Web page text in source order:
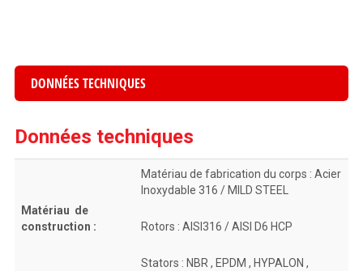
DONNÉES TECHNIQUES
Données techniques
Matériau de
construction :
Matériau de fabrication du corps : Acier
Inoxydable 316 / MILD STEEL
Rotors : AISI316 / AISI D6 HCP
Stators : NBR , EPDM , HYPALON ,